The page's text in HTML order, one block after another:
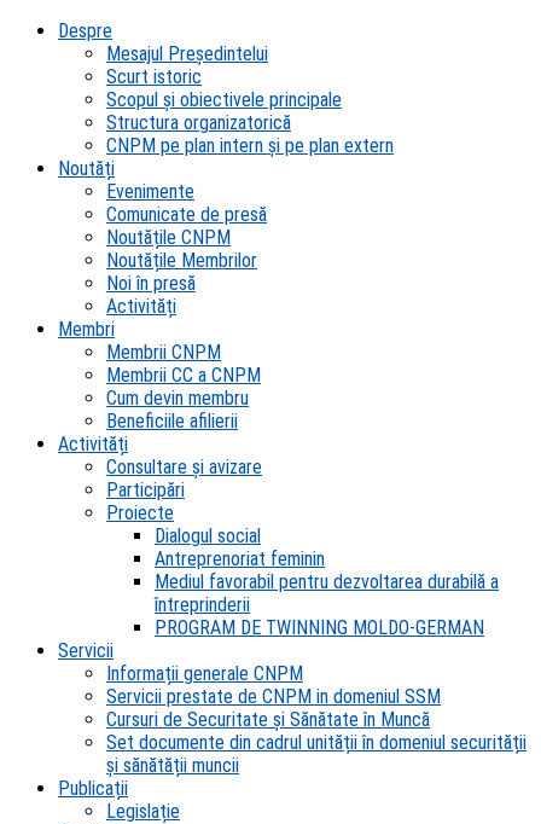
Despre
Mesajul Președintelui
Scurt istoric
Scopul şi obiectivele principale
Structura organizatorică
CNPM pe plan intern şi pe plan extern
Noutăți
Evenimente
Comunicate de presă
Noutățile CNPM
Noutățile Membrilor
Noi în presă
Activități
Membri
Membrii CNPM
Membrii CC a CNPM
Cum devin membru
Beneficiile afilierii
Activități
Consultare și avizare
Participări
Proiecte
Dialogul social
Antreprenoriat feminin
Mediul favorabil pentru dezvoltarea durabilă a
întreprinderii
PROGRAM DE TWINNING MOLDO-GERMAN
Servicii
Informații generale CNPM
Servicii prestate de CNPM in domeniul SSM
Cursuri de Securitate și Sănătate în Muncă
Set documente din cadrul unității în domeniul securității
și sănătății muncii
Publicații
Legislație